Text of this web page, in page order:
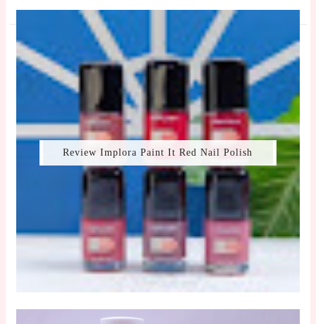
Review Implora Paint It Red Nail Polish